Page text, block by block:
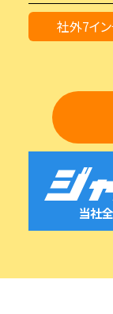
社外7イ
当社